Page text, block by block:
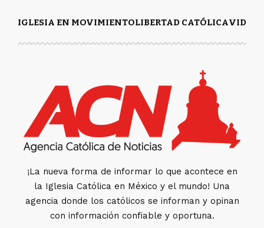
IGLESIA EN MOVIMIENTOLIBERTAD CATÓLICAVIDA
¡La nueva forma de informar lo que acontece en
la Iglesia Católica en México y el mundo! Una
agencia donde los católicos se informan y opinan
con información confiable y oportuna.